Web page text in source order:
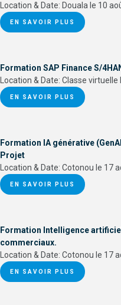
Location & Date: Douala le 10
EN SAVOIR PLUS
Formation SAP Finance S/
Location & Date: Classe virtuelle
EN SAVOIR PLUS
Formation IA générative
Projet
Location & Date: Cotonou le 17
EN SAVOIR PLUS
Formation Intelligence
commerciaux.
Location & Date: Cotonou le 17
EN SAVOIR PLUS